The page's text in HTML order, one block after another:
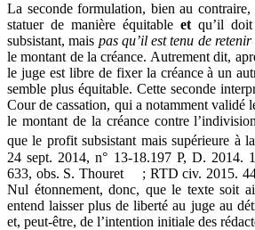
La seconde formulation, bien au
statuer de manière équitable et qu’il
subsistant, mais pas qu’il est tenu de
le montant de la créance. Autrement dit,
le juge est libre de fixer la créance à un
semble plus équitable. Cette seconde
Cour de cassation, qui a notamment validé
le montant de la créance contre
que le profit subsistant mais supérieure à
24 sept. 2014, n° 13-18.197 P, D. 2014.
633, obs. S. Thouret
; RTD civ. 2015.
Nul étonnement, donc, que le texte soit
entend laisser plus de liberté au juge au
et, peut-être, de l’intention initiale des